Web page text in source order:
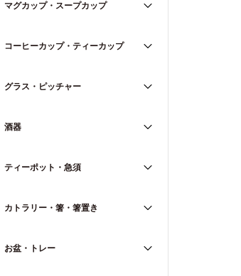
丼（どんぶり）
蕎麦猪口（そばちょこ）
マグカップ・スープカップ
スープカップ
コーヒーカップ・ティーカップ
グラス・ピッチャー
すべて
酒器
お猪口（おちょこ）
ティーポット・急須
カトラリー・箸・箸置き
すべて
お盆・トレー